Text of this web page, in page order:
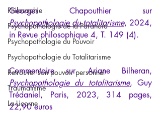
Philosophie
Psychopathologie de la Paranoïa
Psychopathologie du Pouvoir
Psychopathologie du Totalitarisme
Retrouver son pouvoir personnel
Traumatisme
La Licorne
Georges Chapouthier sur
Psychopathologie du totalitarisme, 2024,
in Revue philosophique 4, T. 149 (4).
Psychopathologie du totalitarisme, Guy
Trédaniel, Paris, 2023, 314 pages,
22,90 euros